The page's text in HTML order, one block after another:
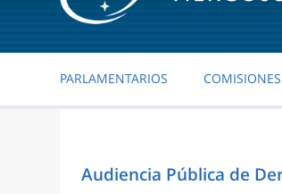
PARLAMENTARIOS COMISIONES
Audiencia Pública de